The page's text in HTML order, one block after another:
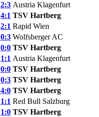
2:3 Austria Klagenfurt
4:1 TSV Hartberg
2:1 Rapid Wien
0:3 Wolfsberger AC
0:0 TSV Hartberg
1:1 Austria Klagenfurt
0:0 TSV Hartberg
0:3 TSV Hartberg
4:0 TSV Hartberg
1:1 Red Bull Salzburg
1:0 TSV Hartberg